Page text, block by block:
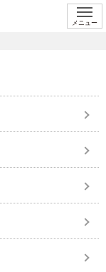
メニュー